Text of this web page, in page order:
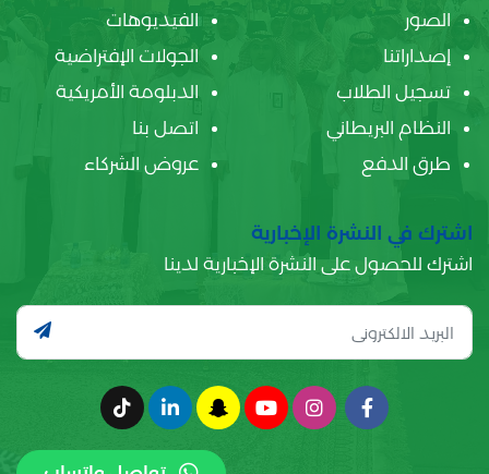
الصور
الفيديوهات
إصداراتنا
الجولات الإفتراضية
تسجيل الطلاب
الدبلومة الأمريكية
النظام البريطاني
اتصل بنا
طرق الدفع
عروض الشركاء
اشترك في النشرة الإخبارية
اشترك للحصول على النشرة الإخبارية لدينا